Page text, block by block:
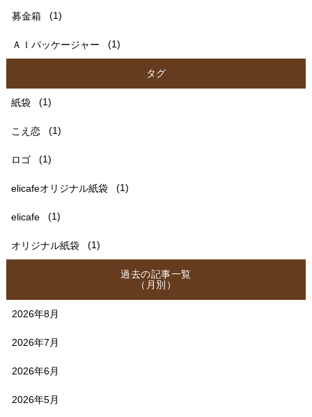
募金箱 (1)
ＡＩパッケージャー (1)
タグ
紙袋 (1)
こえ恋 (1)
ロゴ (1)
elicafeオリジナル紙袋 (1)
elicafe (1)
オリジナル紙袋 (1)
過去の記事一覧
（月別）
2026年8月
2026年7月
2026年6月
2026年5月